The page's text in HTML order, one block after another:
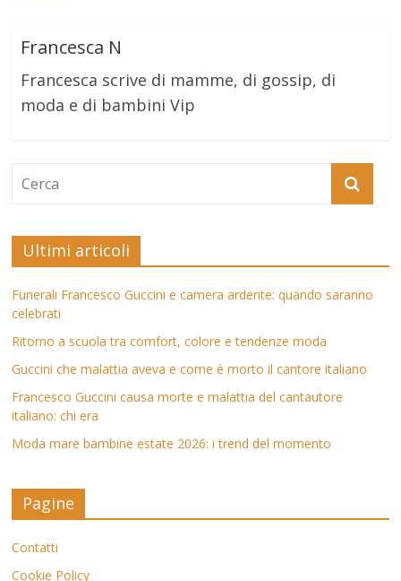
Francesca N
Francesca scrive di mamme, di gossip, di
moda e di bambini Vip
Ultimi articoli
Funerali Francesco Guccini e camera ardente: quando saranno
celebrati
Ritorno a scuola tra comfort, colore e tendenze moda
Guccini che malattia aveva e come è morto il cantore italiano
Francesco Guccini causa morte e malattia del cantautore
italiano: chi era
Moda mare bambine estate 2026: i trend del momento
Pagine
Contatti
Cookie Policy